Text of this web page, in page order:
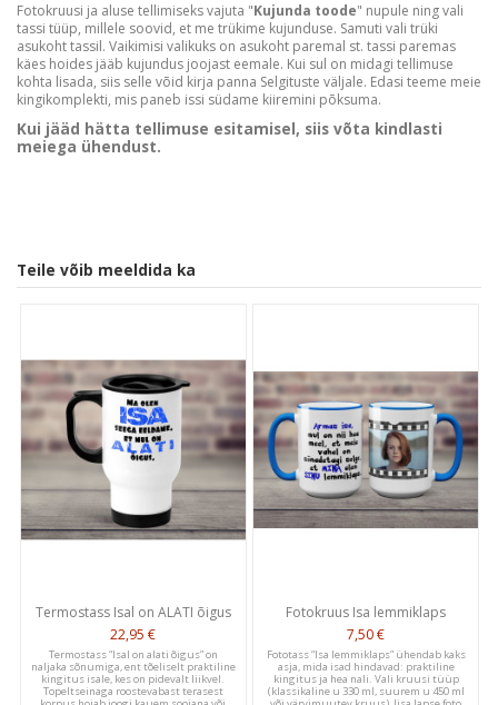
Fotokruusi ja aluse tellimiseks vajuta "Kujunda toode" nupule ning vali
tassi tüüp, millele soovid, et me trükime kujunduse. Samuti vali trüki
asukoht tassil. Vaikimisi valikuks on asukoht paremal st. tassi paremas
käes hoides jääb kujundus joojast eemale. Kui sul on midagi tellimuse
kohta lisada, siis selle võid kirja panna Selgituste väljale. Edasi teeme meie
kingikomplekti, mis paneb issi südame kiiremini põksuma.
Kui jääd hätta tellimuse esitamisel, siis võta kindlasti
meiega ühendust.
5 Based on 1 review
Write A Review
Snežana S.
Verified Buyer
date
11/09/20
Teile võib meeldida ka
Termostass Isal on ALATI õigus
22,95 €
Termostass “Isal on alati õigus” on
naljaka sõnumiga, ent tõeliselt praktiline
kingitus isale, kes on pidevalt liikvel.
Topeltseinaga roostevabast terasest
Fotokruus Isa lemmiklaps
7,50 €
Fototass “Isa lemmiklaps” ühendab kaks
asja, mida isad hindavad: praktiline
kingitus ja hea nali. Vali kruusi tüüp
(klassikaline u 330 ml, suurem u 450 ml